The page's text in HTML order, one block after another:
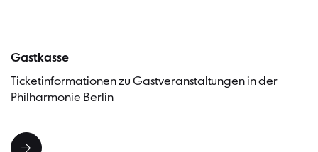
Gastkasse
Ticketinformationen zu Gastveranstaltungen in der
Philharmonie Berlin